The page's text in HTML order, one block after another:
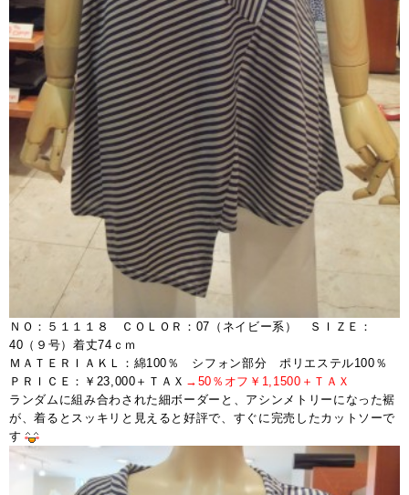
ＮＯ：５１１１８ ＣＯＬＯＲ：07（ネイビー系） ＳＩＺＥ：
40（９号）着丈74ｃｍ
ＭＡＴＥＲＩＡＫＬ：綿100％ シフォン部分 ポリエステル100％
ＰＲＩＣＥ：￥23,000＋ＴＡＸ →50％オフ￥1,1500＋ＴＡＸ
ランダムに組み合わされた細ボーダーと、アシンメトリーになった裾
が、着るとスッキリと見えると好評で、すぐに完売したカットソーで
す